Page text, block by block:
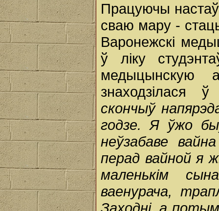
Працуючы
сваю мару -
Варонежскі
ў ліку
медыцынскую
знаходзілася
скончыў
годзе. Я ўжо
неўзабаве
перад вайной я
маленькім
ваенурача,